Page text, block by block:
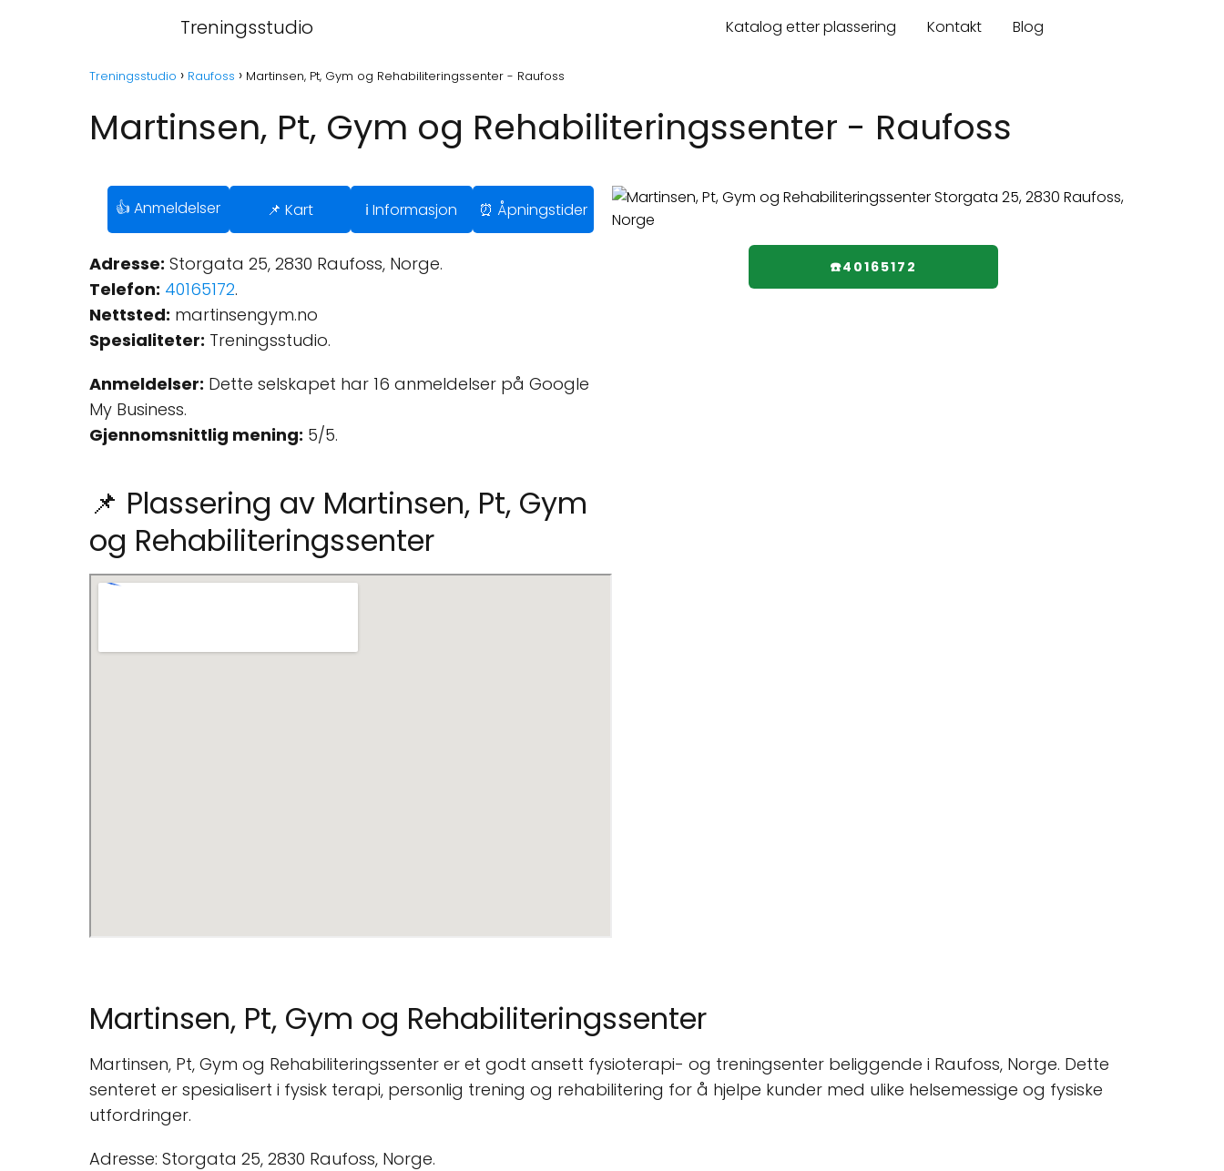
Treningsstudio Katalog etter plassering Kontakt Blog
Treningsstudio Raufoss Martinsen, Pt, Gym og Rehabiliteringssenter - Raufoss
Martinsen, Pt, Gym og Rehabiliteringssenter - Raufoss
👍 Anmeldelser 📌 Kart ℹ️ Informasjon ⏰ Åpningstider
Adresse: Storgata 25, 2830 Raufoss, Norge.
Telefon: 40165172.
Nettsted: martinsengym.no
Spesialiteter: Treningsstudio.
Anmeldelser: Dette selskapet har 16 anmeldelser på Google
My Business.
Gjennomsnittlig mening: 5/5.
📌 Plassering av Martinsen, Pt, Gym
og Rehabiliteringssenter
☎️40165172
Martinsen, Pt, Gym og Rehabiliteringssenter
Martinsen, Pt, Gym og Rehabiliteringssenter er et godt ansett fysioterapi- og treningsenter beliggende i Raufoss, Norge. Dette
senteret er spesialisert i fysisk terapi, personlig trening og rehabilitering for å hjelpe kunder med ulike helsemessige og fysiske
utfordringer.
Adresse: Storgata 25, 2830 Raufoss, Norge.